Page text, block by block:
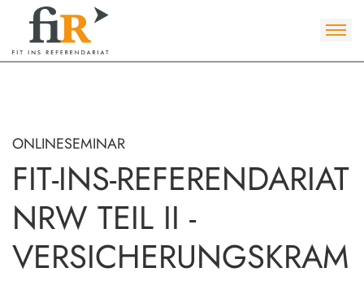
ONLINESEMINAR
FIT-INS-REFERENDARIAT
NRW TEIL II -
VERSICHERUNGSKRAM